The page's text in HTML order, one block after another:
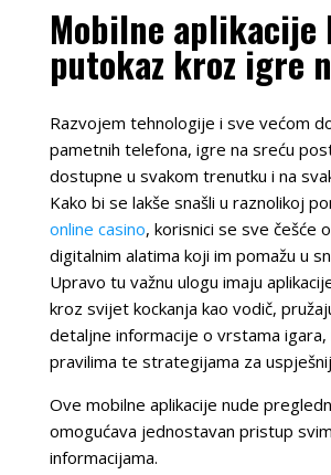
Mobilne aplikacije
putokaz kroz igre
Razvojem tehnologije i sve većom
pametnih telefona, igre na sreću
dostupne u svakom trenutku i na
Kako bi se lakše snašli u raznolikoj
online casino, korisnici se sve češće
digitalnim alatima koji im pomažu u
Upravo tu važnu ulogu imaju
kroz svijet kockanja kao vodič,
detaljne informacije o vrstama igara,
pravilima te strategijama za
Ove mobilne aplikacije nude
omogućava jednostavan pristup
informacijama.